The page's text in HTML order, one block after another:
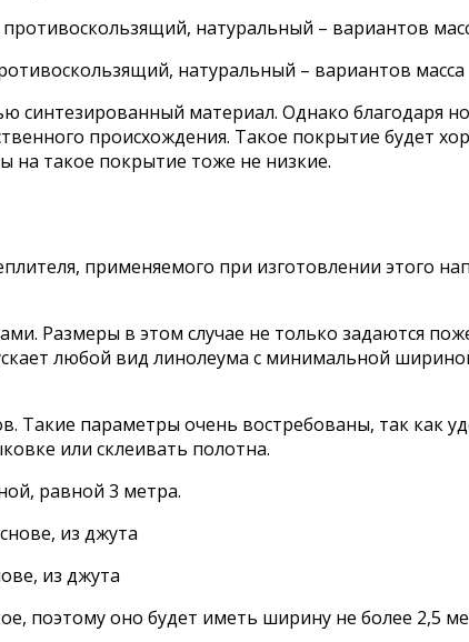
натуральный – вариантов масса
синтезированный материал. Однако благодаря
происхождения. Такое покрытие будет
на такое покрытие тоже не низкие.
применяемого при изготовлении этого
Размеры в этом случае не только задаются
любой вид линолеума с минимальной
Такие параметры очень востребованы, так как
или склеивать полотна.
равной 3 метра.
из джута
поэтому оно будет иметь ширину не более 2,5